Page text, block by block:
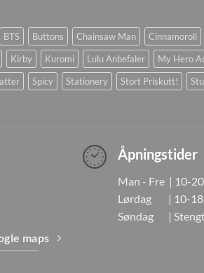
BTS Buttons Chainsaw Man Cinnamoroll
Kirby Kuromi Lulu Anbefaler My Hero
Spicy Stationery Stort Priskutt!
maps
Åpningstider
Man - Fre | 10-20
Lørdag | 10-18
Søndag |